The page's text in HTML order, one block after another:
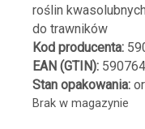
roślin
do trawników
Kod producenta:
EAN (GTIN):
Stan opakowania:
Brak w magazynie